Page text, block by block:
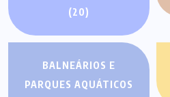
(20)
BALNEÁRIOS E
PARQUES AQUÁTICOS